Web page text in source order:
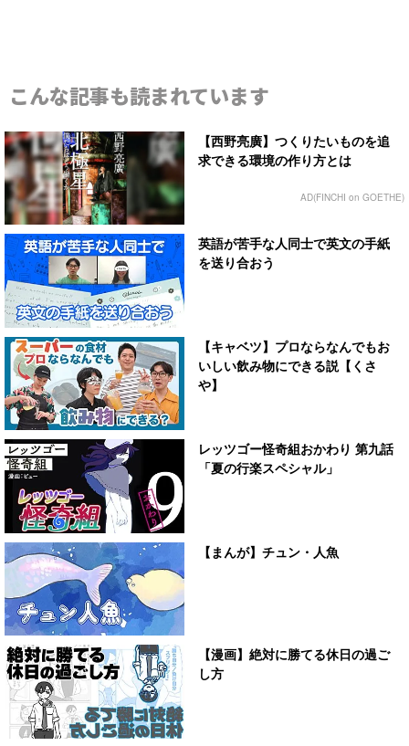
こんな記事も読まれています
【西野亮廣】つくりたいものを追
求できる環境の作り方とは
AD(FINCHI on GOETHE)
英語が苦手な人同士で英文の手紙
を送り合おう
【キャベツ】プロならなんでもお
いしい飲み物にできる説【くさ
や】
レッツゴー怪奇組おかわり 第九話
「夏の行楽スペシャル」
【まんが】チュン・人魚
【漫画】絶対に勝てる休日の過ご
し方